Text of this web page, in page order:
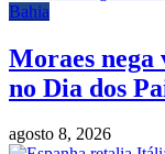
Bahia
Moraes nega
no Dia dos
agosto 8, 2026